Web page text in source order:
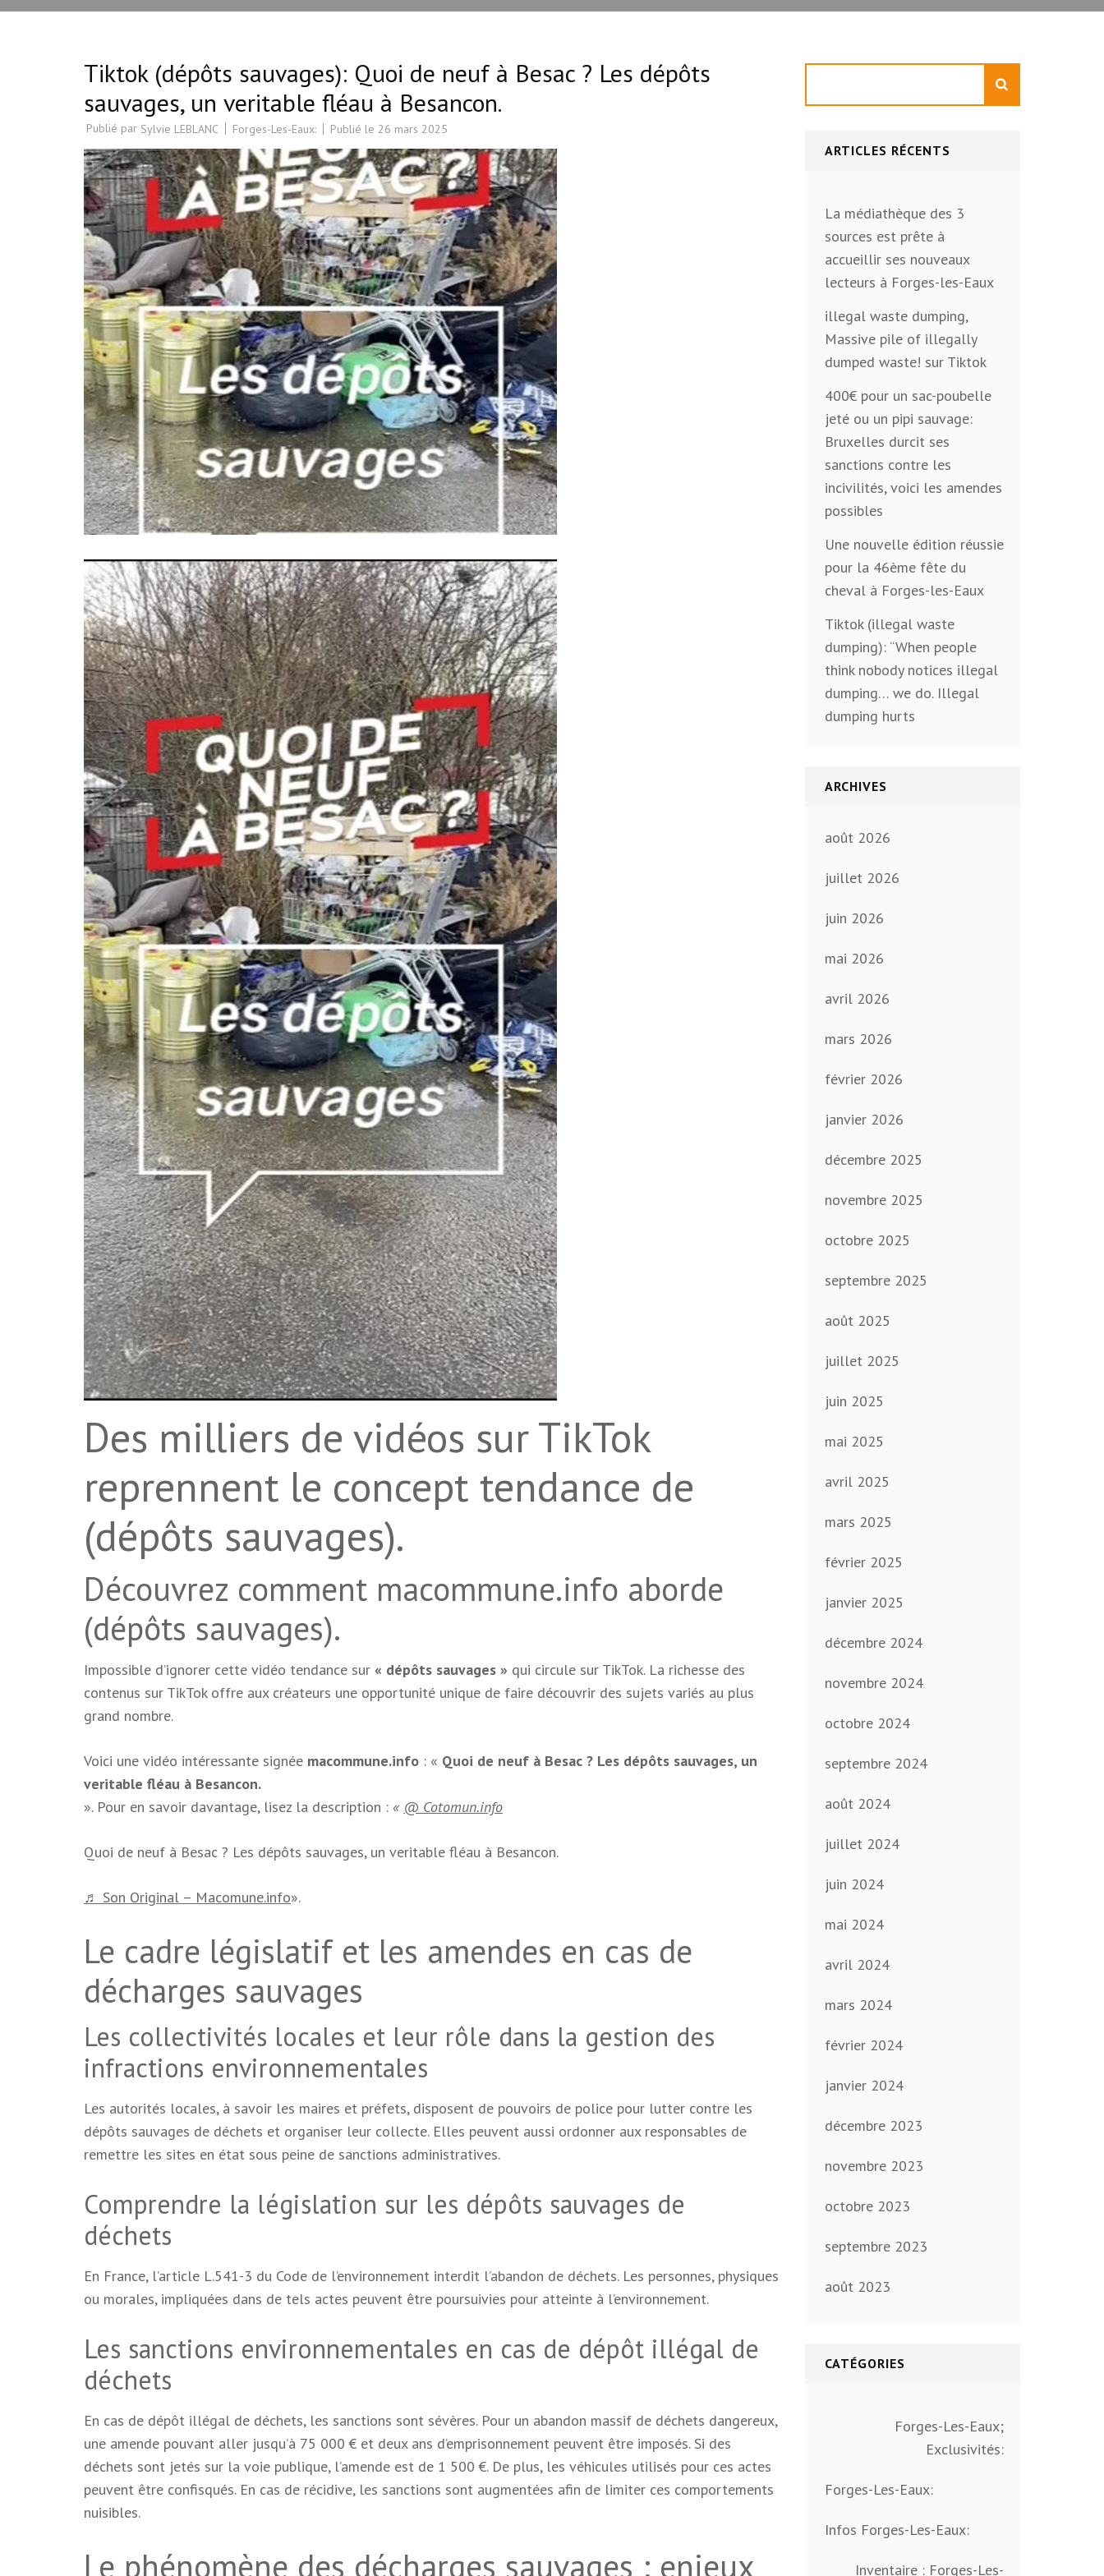
Tiktok (dépôts sauvages): Quoi de neuf à Besac ? Les dépôts
sauvages, un veritable fléau à Besancon.
Publié par Sylvie LEBLANC Forges-Les-Eaux: Publié le 26 mars 2025
Des milliers de vidéos sur TikTok
reprennent le concept tendance de
(dépôts sauvages).
Découvrez comment macommune.info aborde
(dépôts sauvages).
Impossible d’ignorer cette vidéo tendance sur « dépôts sauvages » qui circule sur TikTok. La richesse des
contenus sur TikTok offre aux créateurs une opportunité unique de faire découvrir des sujets variés au plus
grand nombre.
Voici une vidéo intéressante signée macommune.info : « Quoi de neuf à Besac ? Les dépôts sauvages, un
veritable fléau à Besancon.
». Pour en savoir davantage, lisez la description : « @ Cotomun.info
Quoi de neuf à Besac ? Les dépôts sauvages, un veritable fléau à Besancon.
♬ Son Original – Macomune.info».
Le cadre législatif et les amendes en cas de
décharges sauvages
Les collectivités locales et leur rôle dans la gestion des
infractions environnementales
Les autorités locales, à savoir les maires et préfets, disposent de pouvoirs de police pour lutter contre les
dépôts sauvages de déchets et organiser leur collecte. Elles peuvent aussi ordonner aux responsables de
remettre les sites en état sous peine de sanctions administratives.
Comprendre la législation sur les dépôts sauvages de
déchets
En France, l’article L.541-3 du Code de l’environnement interdit l’abandon de déchets. Les personnes, physiques
ou morales, impliquées dans de tels actes peuvent être poursuivies pour atteinte à l’environnement.
Les sanctions environnementales en cas de dépôt illégal de
déchets
En cas de dépôt illégal de déchets, les sanctions sont sévères. Pour un abandon massif de déchets dangereux,
une amende pouvant aller jusqu’à 75 000 € et deux ans d’emprisonnement peuvent être imposés. Si des
déchets sont jetés sur la voie publique, l’amende est de 1 500 €. De plus, les véhicules utilisés pour ces actes
peuvent être confisqués. En cas de récidive, les sanctions sont augmentées afin de limiter ces comportements
nuisibles.
Le phénomène des décharges sauvages : enjeux
ARTICLES RÉCENTS
La médiathèque des 3
sources est prête à
accueillir ses nouveaux
lecteurs à Forges-les-Eaux
illegal waste dumping,
Massive pile of illegally
dumped waste! sur Tiktok
400€ pour un sac-poubelle
jeté ou un pipi sauvage:
Bruxelles durcit ses
sanctions contre les
incivilités, voici les amendes
possibles
Une nouvelle édition réussie
pour la 46ème fête du
cheval à Forges-les-Eaux
Tiktok (illegal waste
dumping): “When people
think nobody notices illegal
dumping… we do. Illegal
dumping hurts
ARCHIVES
août 2026
juillet 2026
juin 2026
mai 2026
avril 2026
mars 2026
février 2026
janvier 2026
décembre 2025
novembre 2025
octobre 2025
septembre 2025
août 2025
juillet 2025
juin 2025
mai 2025
avril 2025
mars 2025
février 2025
janvier 2025
décembre 2024
novembre 2024
octobre 2024
septembre 2024
août 2024
juillet 2024
juin 2024
mai 2024
avril 2024
mars 2024
février 2024
janvier 2024
décembre 2023
novembre 2023
octobre 2023
septembre 2023
août 2023
CATÉGORIES
Forges-Les-Eaux;
Exclusivités:
Forges-Les-Eaux:
Infos Forges-Les-Eaux:
Inventaire : Forges-Les-